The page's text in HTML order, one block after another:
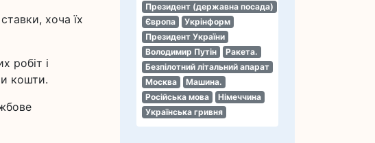
Президент (державна посада)
Європа
Укрінформ
Президент України
Володимир Путін
Ракета.
Безпілотний літальний апарат
Москва
Машина.
Російська мова
Німеччина
Українська гривня
хоча їх
робіт і
кошти.